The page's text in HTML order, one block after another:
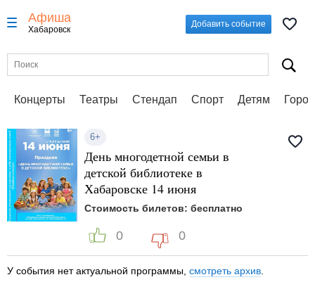
Афиша
Хабаровск
Добавить событие
Концерты Театры Стендап Спорт Детям
6+
День многодетной семьи в
детской библиотеке в
Хабаровске 14 июня
Стоимость билетов: бесплатно
0 0
У события нет актуальной программы, смотреть архив